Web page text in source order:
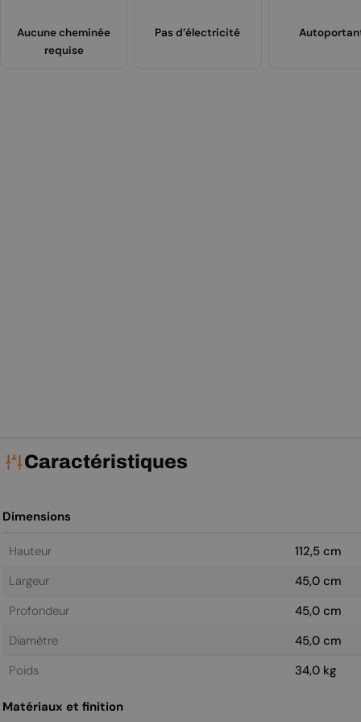
Aucune cheminée
requise
Pas d’électricité
Caractéristiques
Dimensions
Hauteur
112,5 cm
Largeur
45,0 cm
Profondeur
45,0 cm
Diamètre
45,0 cm
Poids
34,0 kg
Matériaux et finition